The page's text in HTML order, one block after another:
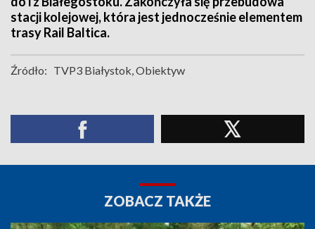
stacji kolejowej, która jest jednocześnie elementem
trasy Rail Baltica.
Źródło: TVP3 Białystok, Obiektyw
ZOBACZ TAKŻE